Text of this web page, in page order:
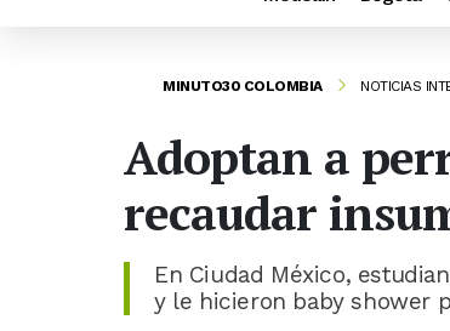
MINUTO30 COLOMBIA NOTICIAS
Adoptan a
recaudar
En Ciudad México,
y le hicieron baby shower